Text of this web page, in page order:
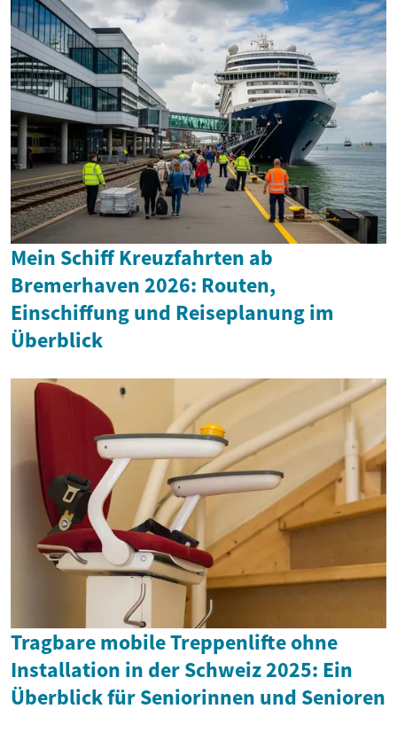
Mein Schiff Kreuzfahrten ab
Bremerhaven 2026: Routen,
Einschiffung und Reiseplanung im
Überblick
Tragbare mobile Treppenlifte ohne
Installation in der Schweiz 2025: Ein
Überblick für Seniorinnen und Senioren